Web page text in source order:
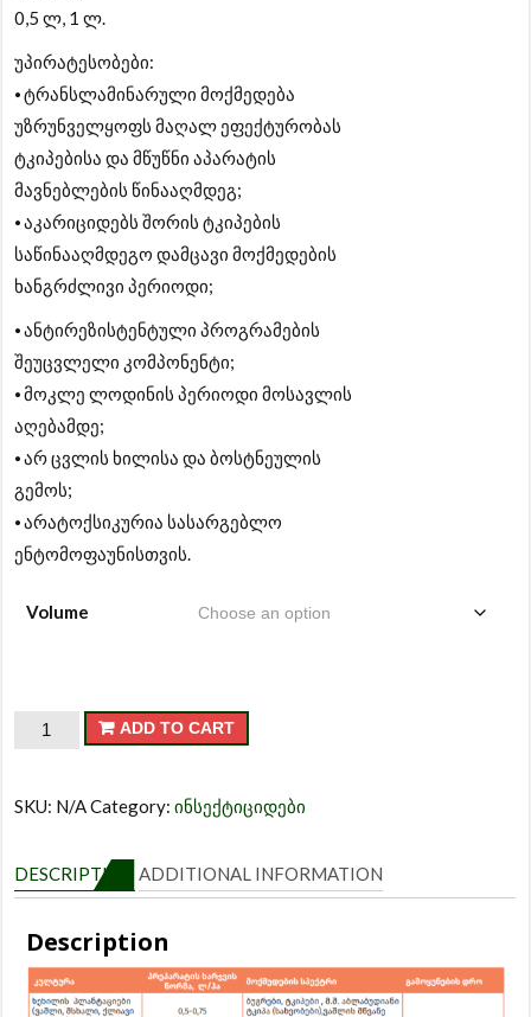
0,5 ლ, 1 ლ.
უპირატესობები:
⦁ ტრანსლამინარული მოქმედება
უზრუნველყოფს მაღალ ეფექტურობას
ტკიპებისა და მწუწნი აპარატის
მავნებლების წინააღმდეგ;
⦁ აკარიციდებს შორის ტკიპების
საწინააღმდეგო დამცავი მოქმედების
ხანგრძლივი პერიოდი;
⦁ ანტირეზისტენტული პროგრამების
შეუცვლელი კომპონენტი;
⦁ მოკლე ლოდინის პერიოდი მოსავლის
აღებამდე;
⦁ არ ცვლის ხილისა და ბოსტნეულის
გემოს;
⦁ არატოქსიკურია სასარგებლო
ენტომოფაუნისთვის.
Volume
სადექსი
ADD TO CART
SKU: N/ACategory:ინსექტიციდები
DESCRIPTION ADDITIONAL INFORMATION
Description